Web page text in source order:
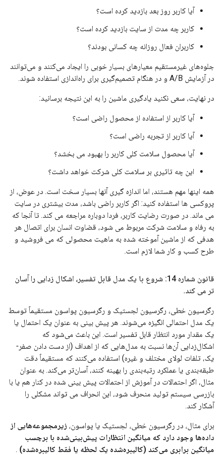
آیا کاربر روز بعد بازدید کرده است؟
کاربر چه مدت از سایت بازدید کرده است؟
کاربران فعال روزانه چه کسانی بودند؟
جلوه‌های غیرمستقیم معیارهای بسیار خوبی را ایجاد می‌کنند و می‌توانند
در آزمایش A/B و در هنگام تصمیم‌گیری برای راه‌اندازی استفاده شوند.
در نهایت، سعی نکنید یادگیری ماشین را به این نتیجه برسانید:
آیا کاربر از استفاده از محصول راضی است؟
آیا کاربر از تجربه راضی است؟
آیا محصول سلامت کلی کاربر را بهبود می بخشد؟
این چه تاثیری بر سلامت کلی شرکت خواهد داشت؟
همه اینها مهم هستند، اما اندازه گیری آنها بسیار سخت است. در عوض، از
پروکسی ها استفاده کنید: اگر کاربر راضی باشد، مدت بیشتری در سایت
می ماند. در صورت رضایت کاربر، فردا دوباره مراجعه می کند. تا آنجا که
به رفاه و سلامت شرکت مربوط می شود، قضاوت انسان برای اتصال هر
هدفی که از ماشین آموخته شده به ماهیت محصولی که می فروشید و
طرح کسب و کار شما لازم است.
قانون شماره 14: شروع با یک مدل قابل تفسیر، اشکال زدایی را آسان
تر می کند.
رگرسیون خطی، رگرسیون لجستیک و رگرسیون پواسون مستقیماً توسط
یک مدل احتمالی انگیزه می‌شوند. هر پیش بینی به عنوان یک احتمال یا
یک مقدار مورد انتظار قابل تفسیر است. این باعث می‌شود که
اشکال‌زدایی آن‌ها نسبت به مدل‌هایی که از اهداف (از دست دادن صفر-
یک، تلفات لولای مختلف و غیره) استفاده می‌کنند که مستقیماً دقت
طبقه‌بندی یا عملکرد رتبه‌بندی را بهینه کنند، آسان‌تر می‌کند. به عنوان
مثال، اگر احتمالات در آموزش از احتمالات پیش بینی شده در کنار هم یا با
بازرسی سیستم تولید منحرف شود، این انحراف می تواند مشکلی را
آشکار کند.
برای مثال، در رگرسیون خطی، لجستیک یا پواسون، زیرمجموعه‌هایی از
داده‌ها وجود دارد که میانگین انتظارات پیش‌بینی‌شده با برچسب
میانگین برابری می‌کند (کالیبره‌شده یک لحظه یا فقط کالیبره‌شده) .